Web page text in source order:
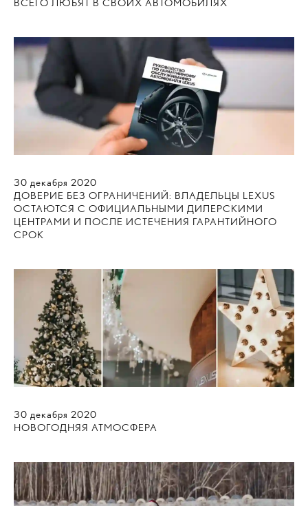
ВСЕГО ЛЮБЯТ В СВОИХ АВТОМОБИЛЯХ
30 декабря 2020
ДОВЕРИЕ БЕЗ ОГРАНИЧЕНИЙ: ВЛАДЕЛЬЦЫ LEXUS
ОСТАЮТСЯ С ОФИЦИАЛЬНЫМИ ДИЛЕРСКИМИ
ЦЕНТРАМИ И ПОСЛЕ ИСТЕЧЕНИЯ ГАРАНТИЙНОГО
СРОК
30 декабря 2020
НОВОГОДНЯЯ АТМОСФЕРА